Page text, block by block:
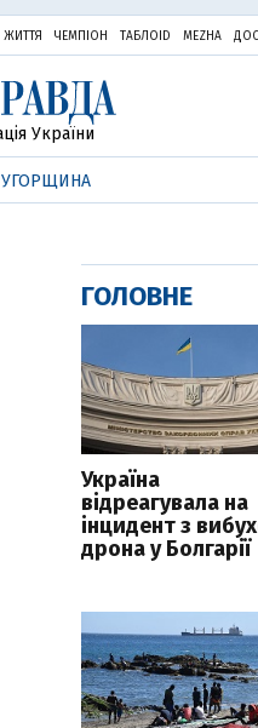
ЖИТТЯ ЧЕМПІОН ТАБЛОID MEZHA
України
УГОРЩИНА
ГОЛОВНЕ
Україна
відреагувала на
інцидент з
дрона у Болгарії